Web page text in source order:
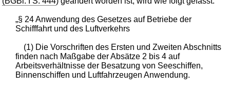
„§ 24 Anwendung des Gesetzes auf Betriebe der
Schifffahrt und des Luftverkehrs
(1) Die Vorschriften des Ersten und Zweiten Abschnitts
finden nach Maßgabe der Absätze 2 bis 4 auf
Arbeitsverhältnisse der Besatzung von Seeschiffen,
Binnenschiffen und Luftfahrzeugen Anwendung.